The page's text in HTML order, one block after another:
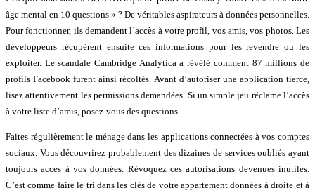
âge mental en 10 questions » ? De véritables aspirateurs à données personnelles.
Pour fonctionner, ils demandent l’accès à votre profil, vos amis, vos photos. Les
développeurs récupèrent ensuite ces informations pour les revendre ou les
exploiter. Le scandale Cambridge Analytica a révélé comment 87 millions de
profils Facebook furent ainsi récoltés. Avant d’autoriser une application tierce,
lisez attentivement les permissions demandées. Si un simple jeu réclame l’accès
à votre liste d’amis, posez-vous des questions.
Faites régulièrement le ménage dans les applications connectées à vos comptes
sociaux. Vous découvrirez probablement des dizaines de services oubliés ayant
toujours accès à vos données. Révoquez ces autorisations devenues inutiles.
C’est comme faire le tri dans les clés de votre appartement données à droite et à